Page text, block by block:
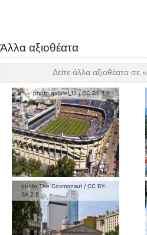
Άλλα αξιοθέατα
Δείτε άλλα αξιοθέατα σε «
photo:gabriel_12 /CC BY 3.0
photo:The Cosmonaut / CC BY-
SA 2.5